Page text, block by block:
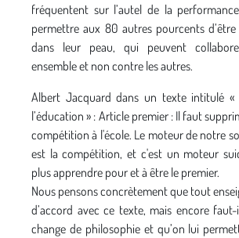
fréquentent sur l’autel de la
permettre aux 80 autres pourcents
dans leur peau, qui peuvent
ensemble et non contre les autres.
Albert Jacquard dans un texte intitulé «
l’éducation » : Article premier : Il faut
compétition à l'école. Le moteur de notre
est la compétition, et c'est un moteur
plus apprendre pour et à être le premier.
Nous pensons concrètement que tout
d’accord avec ce texte, mais encore
change de philosophie et qu’on lui